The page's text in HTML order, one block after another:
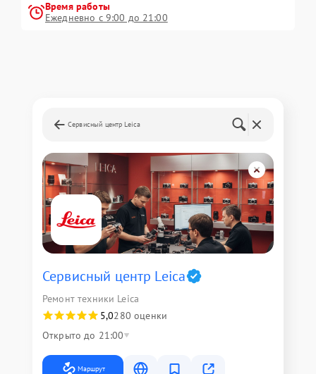
Время работы
Ежедневно с 9:00 до 21:00
Сервисный центр Leica
Сервисный центр Leica
Ремонт техники Leica
5,0280 оценки
Открыто до 21:00
Маршрут